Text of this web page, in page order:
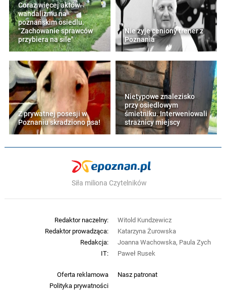
Coraz więcej aktów
wandalizmu na
poznańskim osiedlu.
"Zachowanie sprawców
przybiera na sile"
Nie żyje ceniony trener z
Poznania
Z prywatnej posesji w
Poznaniu skradziono psa!
Nietypowe znalezisko
przy osiedlowym
śmietniku. Interweniowali
strażnicy miejscy
Siła miliona Czytelników
Oferta reklamowa
Nasz patronat
Polityka prywatności
Redaktor naczelny:
Witold Kundzewicz
Redaktor prowadząca:
Katarzyna Żurowska
Redakcja:
Joanna Wachowska, Paula Zych
IT:
Paweł Rusek